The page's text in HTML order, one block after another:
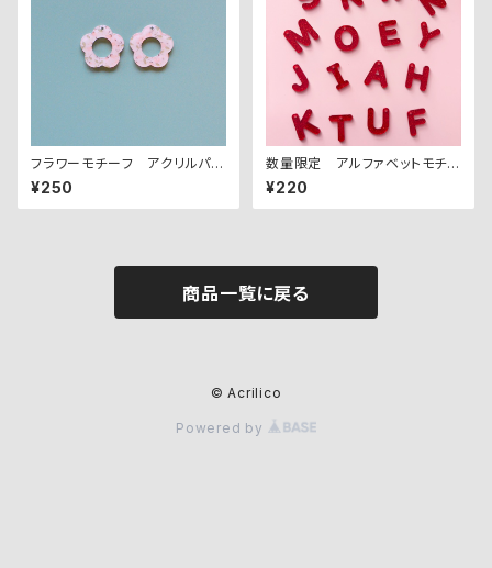
フラワーモチーフ アクリルパー
ツ ２PCS
¥250
数量限定 アルファベットモチー
フ アクリルパーツ
¥220
商品一覧に戻る
© Acrilico
Powered by